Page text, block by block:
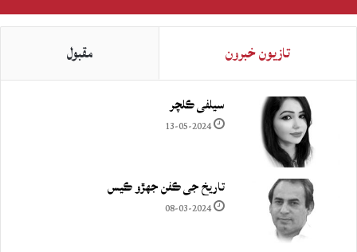
تازيون خبرون مقبول
سيلفي ڪلچر
13-05-2024
تاريخ جي ڪفن جھڙو ڪيس
08-03-2024